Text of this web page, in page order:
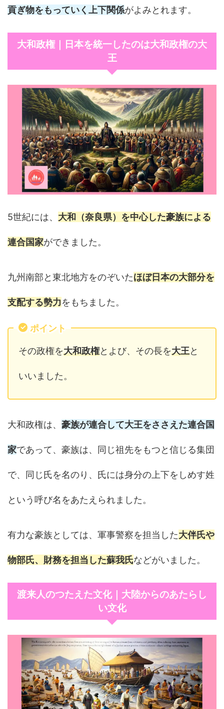
貢ぎ物をもっていく上下関係がよみとれます。
大和政権｜日本を統一したのは大和政権の大
王
5世紀には、 大和（奈良県）を中心した豪族による
連合国家ができました。
九州南部と東北地方をのぞいたほぼ日本の大部分を
支配する勢力をもちました。
ポイント
その政権を大和政権とよび、その長を大王と
いいました。
大和政権は、 豪族が連合して大王をささえた連合国
家であって、豪族は、同じ祖先をもつと信じる集団
で、同じ氏を名のり、氏には身分の上下をしめす姓
という呼び名をあたえられました。
有力な豪族としては、軍事警察を担当した大伴氏や
物部氏、財務を担当した蘇我氏などがいました。
渡来人のつたえた文化｜大陸からのあたらし
い文化